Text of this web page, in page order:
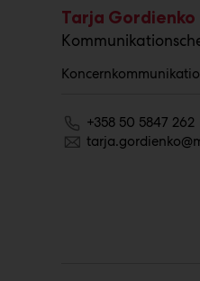
Tarja Gordienko
+358 50 5847 262